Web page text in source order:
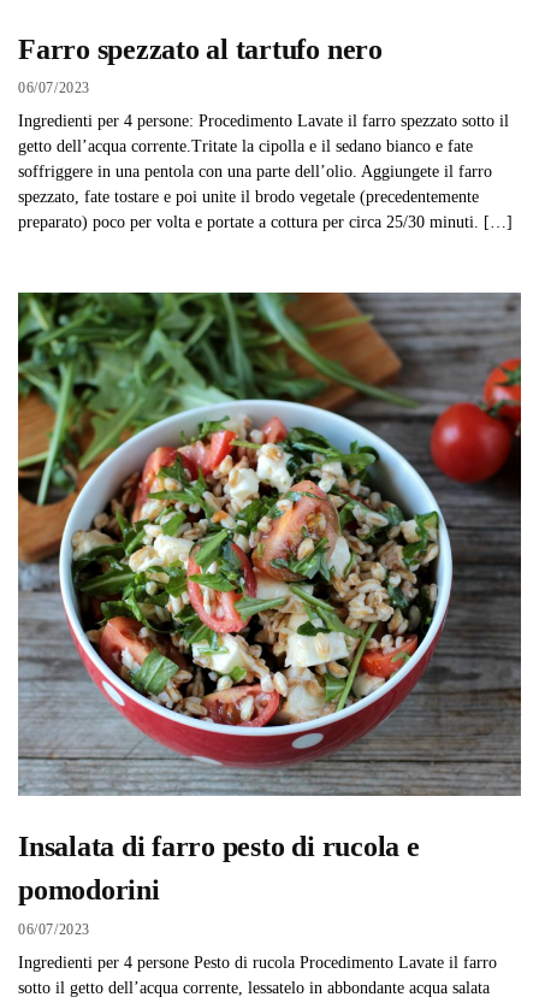
Farro spezzato al tartufo nero
06/07/2023
Ingredienti per 4 persone: Procedimento Lavate il farro spezzato sotto il
getto dell’acqua corrente.Tritate la cipolla e il sedano bianco e fate
soffriggere in una pentola con una parte dell’olio. Aggiungete il farro
spezzato, fate tostare e poi unite il brodo vegetale (precedentemente
preparato) poco per volta e portate a cottura per circa 25/30 minuti. […]
Insalata di farro pesto di rucola e
pomodorini
06/07/2023
Ingredienti per 4 persone Pesto di rucola Procedimento Lavate il farro
sotto il getto dell’acqua corrente, lessatelo in abbondante acqua salata